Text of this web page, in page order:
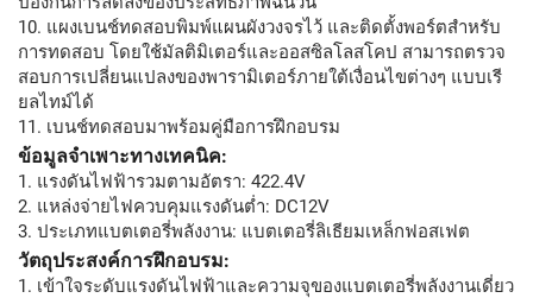
10. แผงเบนช์ทดสอบพิมพ์แผนผังวงจรไว้ และติดตั้งพอร์ตสำหรับ
การทดสอบ โดยใช้มัลติมิเตอร์และออสซิลโลสโคป สามารถตรวจ
สอบการเปลี่ยนแปลงของพารามิเตอร์ภายใต้เงื่อนไขต่างๆ แบบเรี
ยลไทม์ได้
11. เบนช์ทดสอบมาพร้อมคู่มือการฝึกอบรม
ข้อมูลจำเพาะทางเทคนิค:
1. แรงดันไฟฟ้ารวมตามอัตรา: 422.4V
2. แหล่งจ่ายไฟควบคุมแรงดันต่ำ: DC12V
3. ประเภทแบตเตอรี่พลังงาน: แบตเตอรี่ลิเธียมเหล็กฟอสเฟต
วัตถุประสงค์การฝึกอบรม:
1. เข้าใจระดับแรงดันไฟฟ้าและความจุของแบตเตอรี่พลังงานเดี่ยว